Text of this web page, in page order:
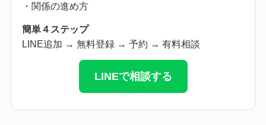
・関係の進め方
簡単４ステップ
LINE追加 → 無料登録 → 予約 → 有料相談
LINEで相談する